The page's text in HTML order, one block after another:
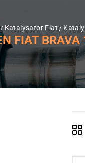
Katalysator Fiat
FIAT